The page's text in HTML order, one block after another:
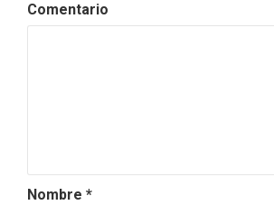
Comentario
Nombre *